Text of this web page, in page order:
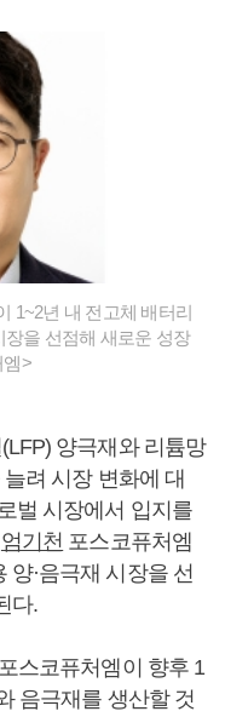
1~2년 내 전고체 배터리
을 선점해 새로운 성장
엠>
양극재와 리튬망
려 시장 변화에 대
벌 시장에서 입지를
엄기천 포스코퓨처엠
양·음극재 시장을 선
다.
스코퓨처엠이 향후 1
음극재를 생산할 것